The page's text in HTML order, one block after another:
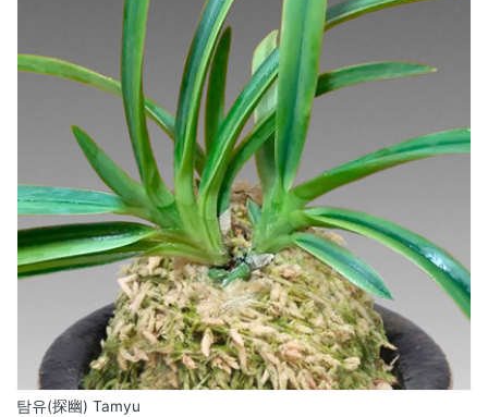
탐유(探幽) Tamyu